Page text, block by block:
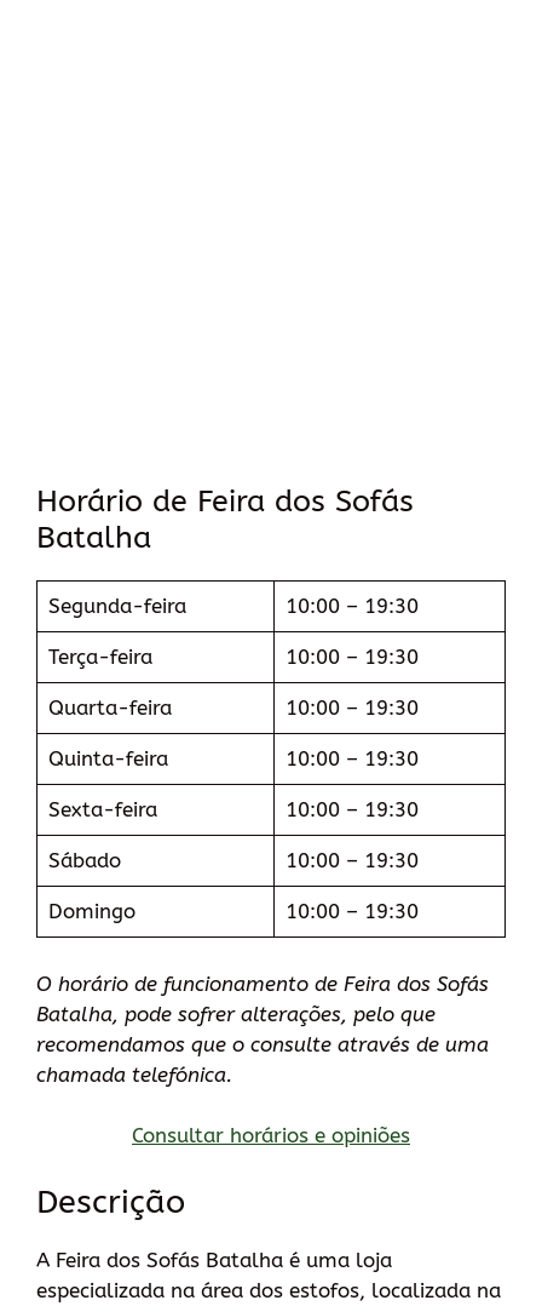
Horário de Feira dos Sofás
Batalha
Segunda-feira 10:00 – 19:30
Terça-feira 10:00 – 19:30
Quarta-feira 10:00 – 19:30
Quinta-feira 10:00 – 19:30
Sexta-feira 10:00 – 19:30
Sábado 10:00 – 19:30
Domingo 10:00 – 19:30
O horário de funcionamento de Feira dos Sofás
Batalha, pode sofrer alterações, pelo que
recomendamos que o consulte através de uma
chamada telefónica.
Consultar horários e opiniões
Descrição
A Feira dos Sofás Batalha é uma loja
especializada na área dos estofos, localizada na